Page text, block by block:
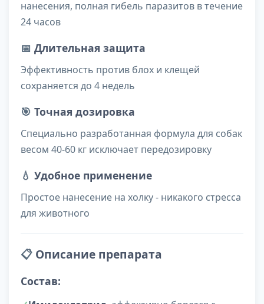
нанесения, полная гибель паразитов в течение
24 часов
📅 Длительная защита
Эффективность против блох и клещей
сохраняется до 4 недель
🎯 Точная дозировка
Специально разработанная формула для собак
весом 40-60 кг исключает передозировку
💧 Удобное применение
Простое нанесение на холку - никакого стресса
для животного
📋 Описание препарата
Состав: